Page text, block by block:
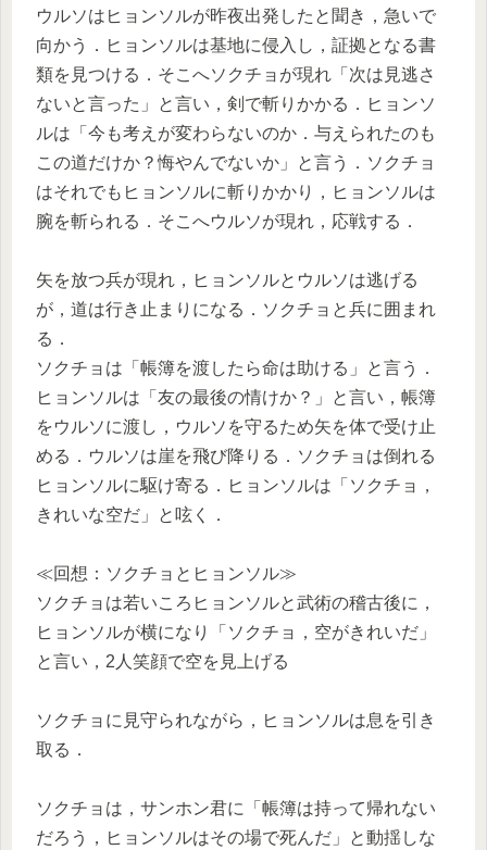
ウルソはヒョンソルが昨夜出発したと聞き，急いで
向かう．ヒョンソルは基地に侵入し，証拠となる書
類を見つける．そこへソクチョが現れ「次は見逃さ
ないと言った」と言い，剣で斬りかかる．ヒョンソ
ルは「今も考えが変わらないのか．与えられたのも
この道だけか？悔やんでないか」と言う．ソクチョ
はそれでもヒョンソルに斬りかかり，ヒョンソルは
腕を斬られる．そこへウルソが現れ，応戦する．
矢を放つ兵が現れ，ヒョンソルとウルソは逃げる
が，道は行き止まりになる．ソクチョと兵に囲まれ
る．
ソクチョは「帳簿を渡したら命は助ける」と言う．
ヒョンソルは「友の最後の情けか？」と言い，帳簿
をウルソに渡し，ウルソを守るため矢を体で受け止
める．ウルソは崖を飛び降りる．ソクチョは倒れる
ヒョンソルに駆け寄る．ヒョンソルは「ソクチョ，
きれいな空だ」と呟く．
≪回想：ソクチョとヒョンソル≫
ソクチョは若いころヒョンソルと武術の稽古後に，
ヒョンソルが横になり「ソクチョ，空がきれいだ」
と言い，2人笑顔で空を見上げる
ソクチョに見守られながら，ヒョンソルは息を引き
取る．
ソクチョは，サンホン君に「帳簿は持って帰れない
だろう，ヒョンソルはその場で死んだ」と動揺しな